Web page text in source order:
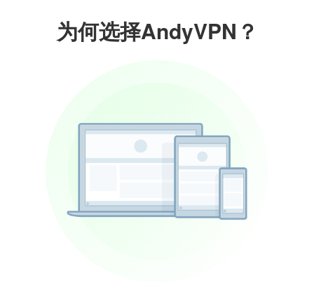
为何选择AndyVPN？